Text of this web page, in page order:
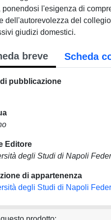
ponendosi l'esigenza di
dell'autorevolezza del
giudizi domestici.
breve Scheda
di pubblicazione
Editore
degli Studi di Napoli
di appartenenza
degli Studi di Napoli